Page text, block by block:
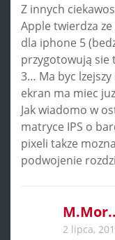
Z innych
Apple twierdza
dla iphone 5
przygotowują sie
3… Ma byc lzejszy
ekran ma miec
Jak wiadomo w
matryce IPS o
pixeli takze
podwojenie
2 lipca,